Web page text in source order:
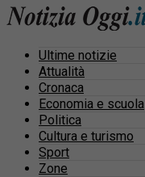
Ultime notizie
Attualità
Cronaca
Economia e scuola
Politica
Cultura e turismo
Sport
Zone